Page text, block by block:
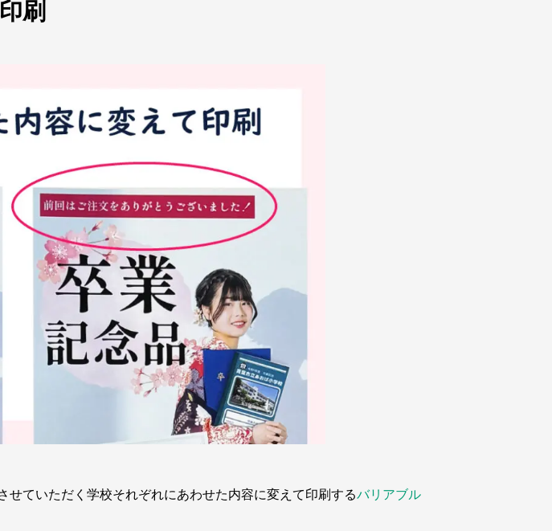
刷
ていただく学校それぞれにあわせた内容に変えて印刷するバリアブル